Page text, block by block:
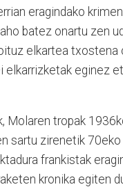
eragindako
batez onartu zen
elkartea txostena
elkarrizketak eginez
Molaren tropak
sartu zirenetik 70eko
frankistak
kronika egiten